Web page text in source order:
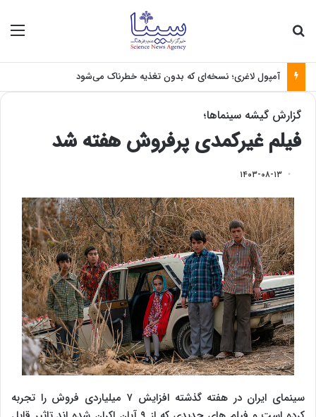
آمپول لاغری؛ نسخه‌ای که بدون تغذیه خطرناک می‌شود
گزارش گیشه سینماها؛
فیلم غیرکمدی پرفروش هفته شد
۱۴۰۳-۰۸-۱۳
سینمای ایران در هفته گذشته افزایش ۷ میلیاردی فروش را تجربه